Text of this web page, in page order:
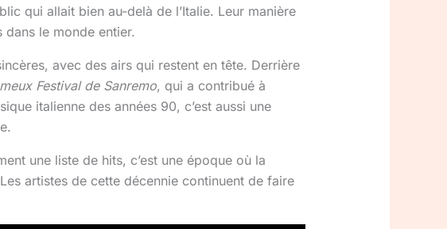
qui allait bien au-delà de l’Italie. Leur manière
le monde entier.
avec des airs qui restent en tête. Derrière
Festival de Sanremo, qui a contribué à
italienne des années 90, c’est aussi une
une liste de hits, c’est une époque où la
artistes de cette décennie continuent de faire